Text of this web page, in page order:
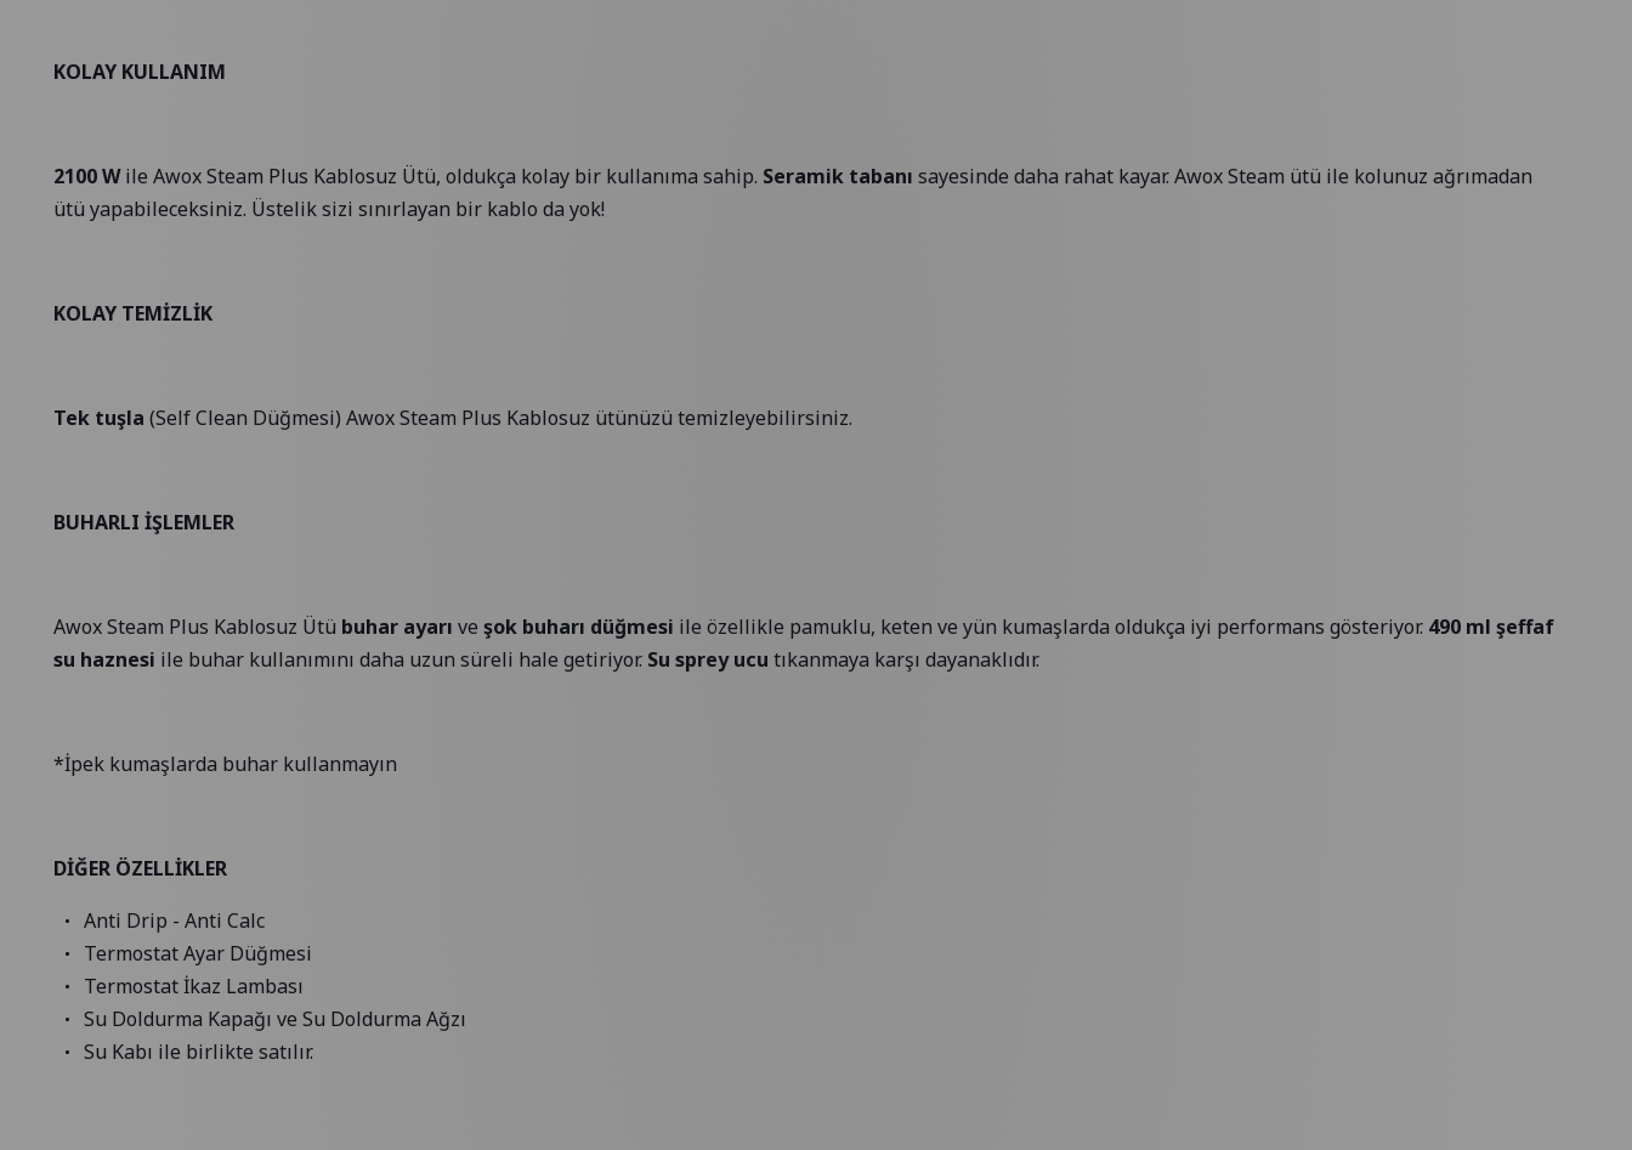
KOLAY KULLANIM
2100 Wile Awox Steam Plus Kablosuz Ütü, oldukça kolay bir kullanıma sahip. Seramik tabanı sayesinde daha rahat kayar. Awox Steam ütü ile kolunuz ağrımadan
ütü yapabileceksiniz. Üstelik sizi sınırlayan bir kablo da yok!
KOLAY TEMİZLİK
Tek tuşla (Self Clean Düğmesi) Awox Steam Plus Kablosuz ütünüzü temizleyebilirsiniz.
BUHARLI İŞLEMLER
Awox Steam Plus Kablosuz Ütü buhar ayarı ve şok buharı düğmesi ile özellikle pamuklu, keten ve yün kumaşlarda oldukça iyi performans gösteriyor. 490 ml şeffaf
su haznesi ile buhar kullanımını daha uzun süreli hale getiriyor. Su sprey ucu tıkanmaya karşı dayanaklıdır.
*İpek kumaşlarda buhar kullanmayın
DİĞER ÖZELLİKLER
Anti Drip - Anti Calc
Termostat Ayar Düğmesi
Termostat İkaz Lambası
Su Doldurma Kapağı ve Su Doldurma Ağzı
Su Kabı ile birlikte satılır.